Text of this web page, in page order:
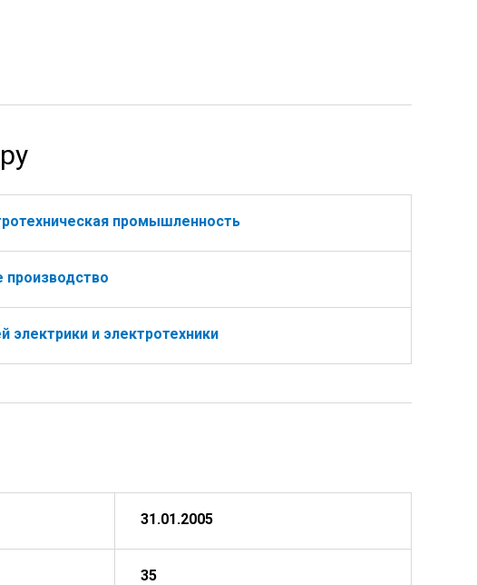
промышленность
производство
электрики и электротехники
31.01.2005
35